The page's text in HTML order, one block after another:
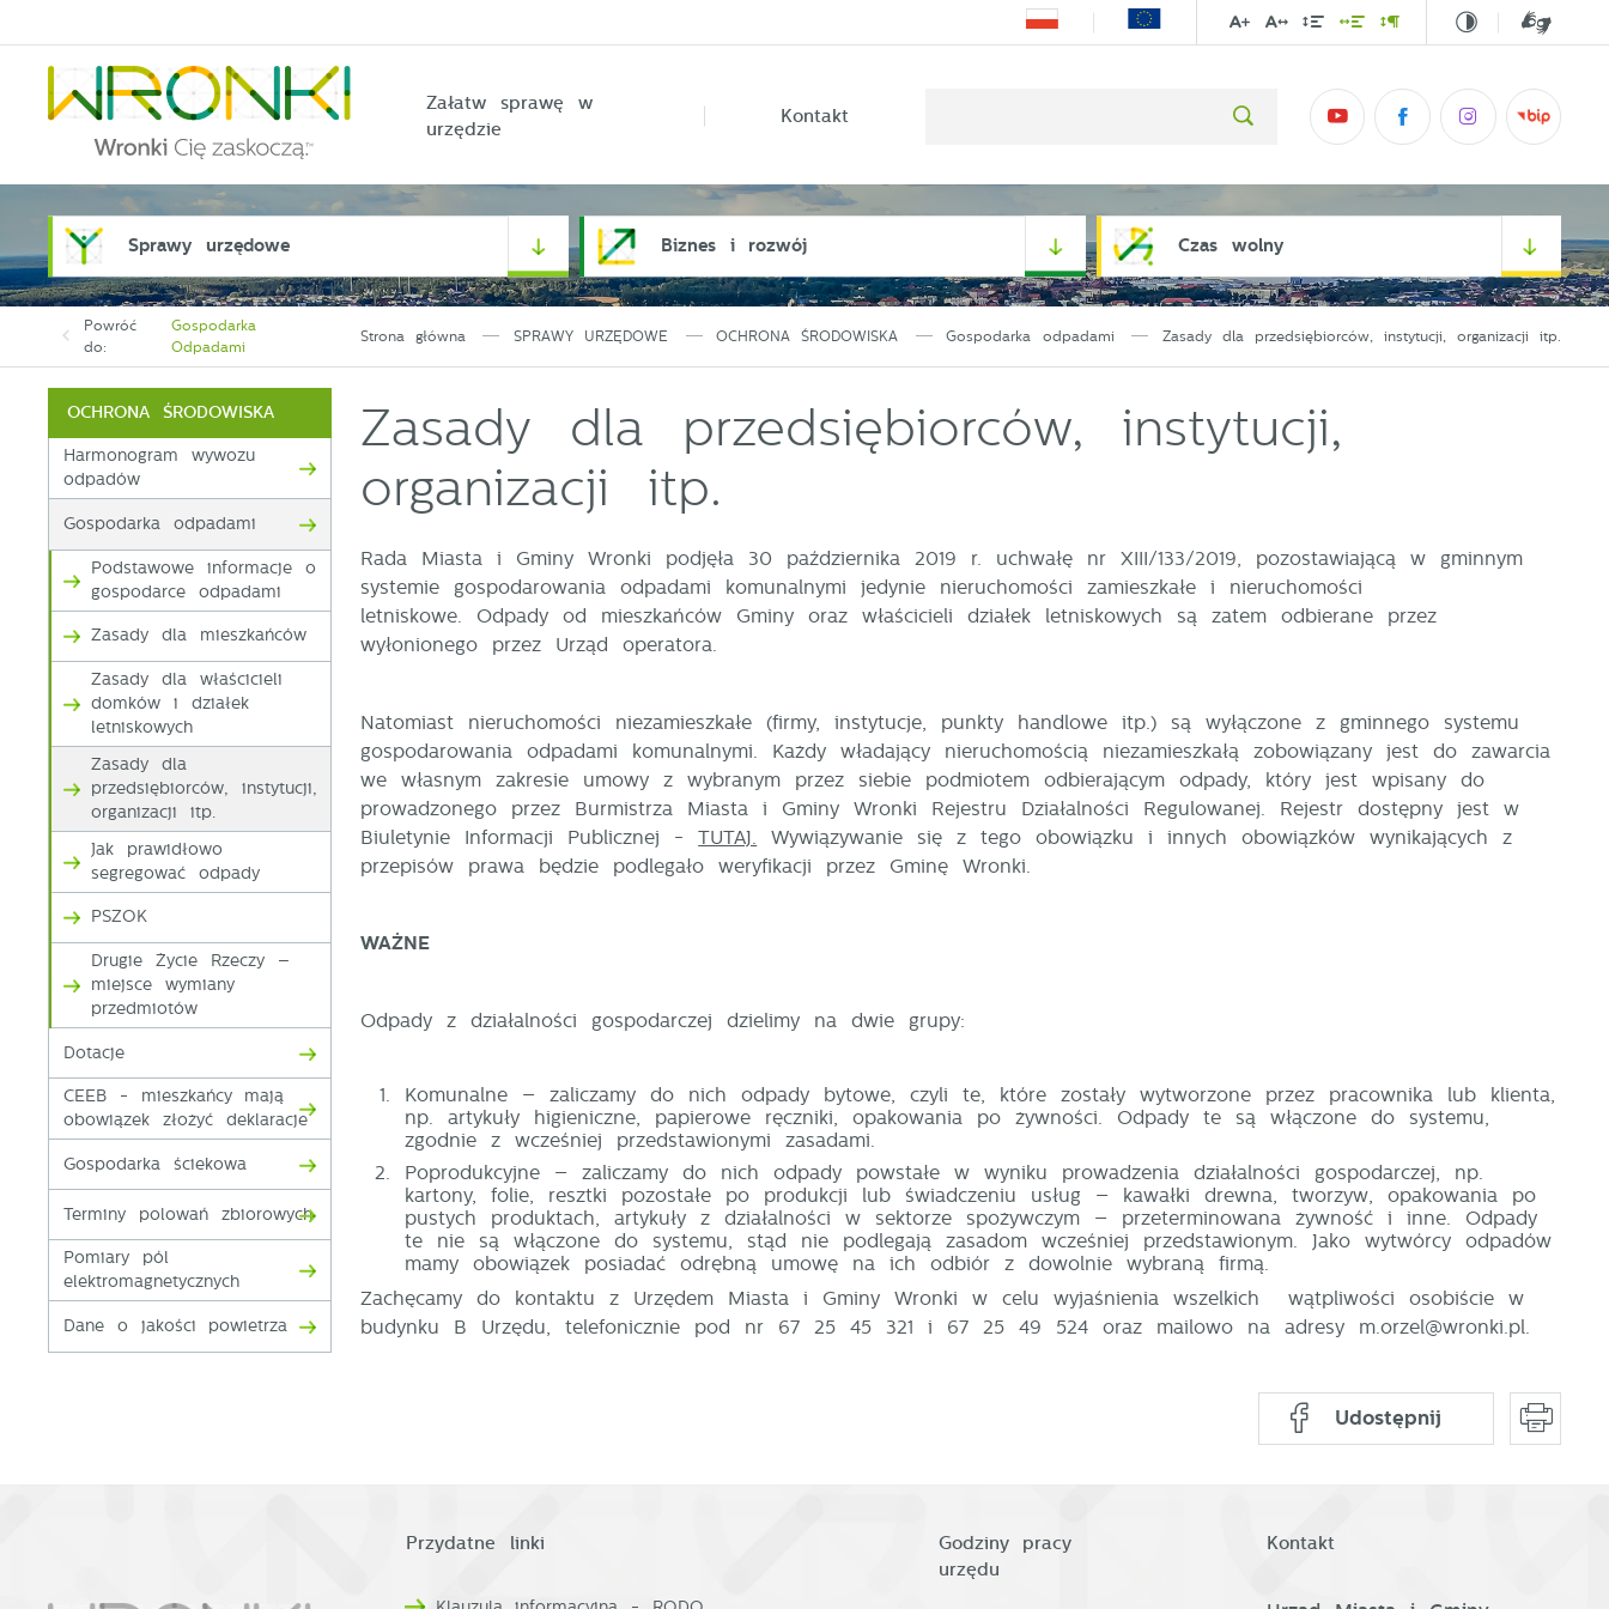
Załatw sprawę w
urzędzie
Kontakt
Sprawy urzędowe Biznes i rozwój Czas wolny
Powróć
do:
Gospodarka
Odpadami
Strona główna SPRAWY URZĘDOWE OCHRONA ŚRODOWISKA Gospodarka odpadami Zasady dla przedsiębiorców, instytucji, organizacji itp.
OCHRONA ŚRODOWISKA
Harmonogram wywozu
odpadów
Gospodarka odpadami
Podstawowe informacje o
gospodarce odpadami
Zasady dla mieszkańców
Zasady dla właścicieli
domków i działek
letniskowych
Zasady dla
przedsiębiorców, instytucji,
organizacji itp.
Jak prawidłowo
segregować odpady
PSZOK
Drugie Życie Rzeczy –
miejsce wymiany
przedmiotów
Dotacje
CEEB - mieszkańcy mają
obowiązek złożyć deklaracje
Gospodarka ściekowa
Terminy polowań zbiorowych
Pomiary pól
elektromagnetycznych
Dane o jakości powietrza
Zasady dla przedsiębiorców, instytucji,
organizacji itp.
Rada Miasta i Gminy Wronki podjęła 30 października 2019 r. uchwałę nr XIII/133/2019, pozostawiającą w gminnym
systemie gospodarowania odpadami komunalnymi jedynie nieruchomości zamieszkałe i nieruchomości
letniskowe. Odpady od mieszkańców Gminy oraz właścicieli działek letniskowych są zatem odbierane przez
wyłonionego przez Urząd operatora.
Natomiast nieruchomości niezamieszkałe (firmy, instytucje, punkty handlowe itp.) są wyłączone z gminnego systemu
gospodarowania odpadami komunalnymi. Każdy władający nieruchomością niezamieszkałą zobowiązany jest do zawarcia
we własnym zakresie umowy z wybranym przez siebie podmiotem odbierającym odpady, który jest wpisany do
prowadzonego przez Burmistrza Miasta i Gminy Wronki Rejestru Działalności Regulowanej. Rejestr dostępny jest w
Biuletynie Informacji Publicznej -TUTAJ.
Wywiązywanie się z tego obowiązku i innych obowiązków wynikających z
przepisów prawa będzie podlegało weryfikacji przez Gminę Wronki.
WAŻNE
Odpady z działalności gospodarczej dzielimy na dwie grupy:
Komunalne – zaliczamy do nich odpady bytowe, czyli te, które zostały wytworzone przez pracownika lub klienta,
np. artykuły higieniczne, papierowe ręczniki, opakowania po żywności.
Odpady te są włączone do systemu,
zgodnie z wcześniej przedstawionymi zasadami.
Poprodukcyjne – zaliczamy do nich odpady powstałe w wyniku prowadzenia działalności gospodarczej, np.
kartony, folie, resztki pozostałe po produkcji lub świadczeniu usług – kawałki drewna, tworzyw, opakowania po
pustych produktach, artykuły z działalności w sektorze spożywczym – przeterminowana żywność i inne. Odpady
te nie są włączone do systemu, stąd nie podlegają zasadom wcześniej przedstawionym. Jako wytwórcy odpadów
mamy obowiązek posiadać odrębną umowę na ich odbiór z dowolnie wybraną firmą.
Zachęcamy do kontaktu z Urzędem Miasta i Gminy Wronki w celu wyjaśnienia wszelkich wątpliwości osobiście w
budynku B Urzędu, telefonicznie pod nr 67 25 45 321 i 67 25 49 524 oraz mailowo na adresy m.orzel@wronki.pl.
Udostępnij
Przydatne linki
Godziny pracy
urzędu
Kontakt
Ustawienia
Szanujemy Twoją prywatność. Możesz zmienić ustawienia cookies lub
zaakceptować je wszystkie. W dowolnym momencie możesz dokonać
zmiany swoich ustawień.
Niezbędne
Niezbędne pliki cookies służą do prawidłowego funkcjonowania strony
nas usług.
Dzięki tym plikom cookies możemy zapewnić Ci większy komfort
korzystania z funkcjonalności naszej strony poprzez dopasowanie jej do
Twoich indywidualnych preferencji. Wyrażenie zgody na funkcjonalne i